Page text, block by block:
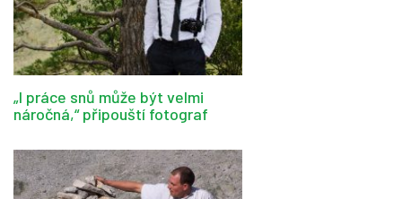
„I práce snů může být velmi
náročná,“ připouští fotograf